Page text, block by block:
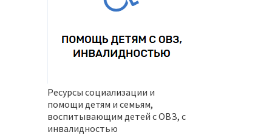
Ресурсы социализации и
помощи детям и семьям,
воспитывающим детей с ОВЗ, с
инвалидностью